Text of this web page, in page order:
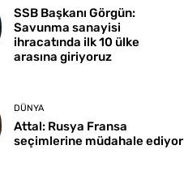
SSB Başkanı Görgün:
Savunma sanayisi
ihracatında ilk 10 ülke
arasına giriyoruz
DÜNYA
Attal: Rusya Fransa
seçimlerine müdahale ediyor